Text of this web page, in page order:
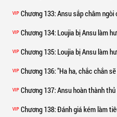
VIP Chương 133: Ansu sắp châm
VIP Chương 134: Loujia bị Ansu làm
VIP Chương 135: Loujia bị Ansu làm
VIP Chương 136: "Ha ha, chắc chắn
VIP Chương 137: Ansu hoàn thành
VIP Chương 138: Đánh giá kém làm